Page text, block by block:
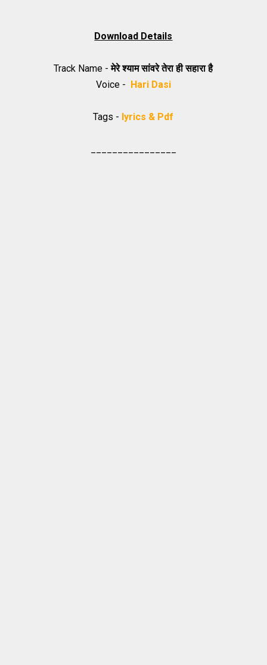
Download Details
Track Name -मेरे श्याम सांवरे तेरा ही सहारा है
Voice - Hari Dasi
Tags - lyrics & Pdf